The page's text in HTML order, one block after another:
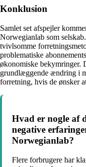
Konklusion
Samlet set afspejler
Norwegianlab som
tvivlsomme
problematiske
økonomiske bekymringer.
grundlæggende ændring i
forretning, hvis de ønsker
Hvad er nogle af
negative
Norwegianlab?
Flere forbrugere har